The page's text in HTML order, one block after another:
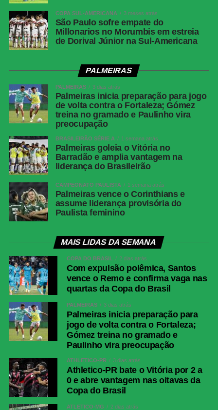
COPA SUL-AMERICANA 3 meses atrás
São Paulo sofre empate do
Millonarios no Morumbis em estreia
de Dorival Júnior na Sul-Americana
PALMEIRAS
PALMEIRAS 3 dias atrás
Palmeiras inicia preparação para jogo
de volta contra o Fortaleza; Gómez
treina no gramado e Paulinho vira
preocupação
BRASILEIRÃO SÉRIE A 1 semana atrás
Palmeiras goleia o Vitória no
Barradão e amplia vantagem na
liderança do Brasileirão
CAMPEONATO PAULISTA 1 semana atrás
Palmeiras vence o Corinthians e
assume liderança provisória do
Paulista feminino
MAIS LIDAS DA SEMANA
COPA DO BRASIL 2 dias atrás
Com expulsão polêmica, Santos
vence o Remo e confirma vaga nas
quartas da Copa do Brasil
PALMEIRAS 3 dias atrás
Palmeiras inicia preparação para
jogo de volta contra o Fortaleza;
Gómez treina no gramado e
Paulinho vira preocupação
ATHLETICO-PR 3 dias atrás
Athletico-PR bate o Vitória por 2 a
0 e abre vantagem nas oitavas da
Copa do Brasil
ATLÉTICO-MG 2 dias atrás